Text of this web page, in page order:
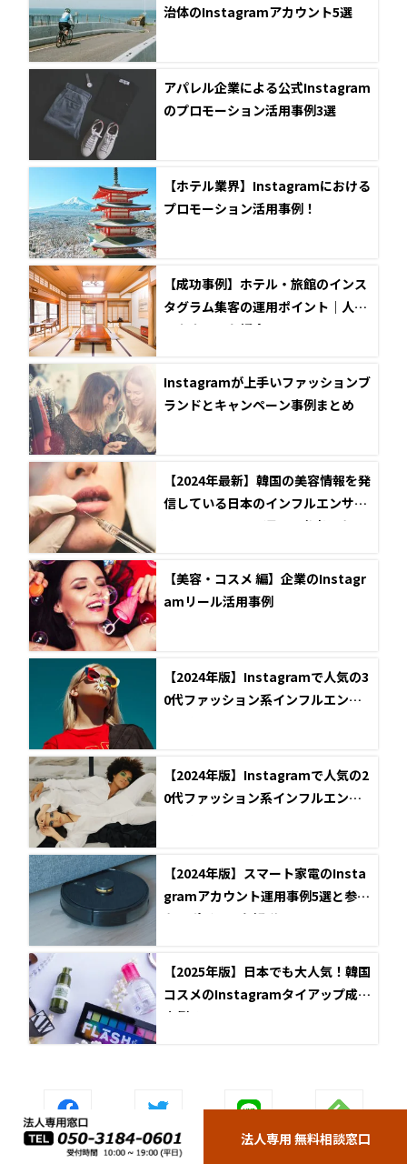
治体のInstagramアカウント5選
アパレル企業による公式Instagram
のプロモーション活用事例3選
【ホテル業界】Instagramにおける
プロモーション活用事例！
【成功事例】ホテル・旅館のインス
タグラム集客の運用ポイント｜人気
アカウントも紹介
Instagramが上手いファッションブ
ランドとキャンペーン事例まとめ
【2024年最新】韓国の美容情報を発
信している日本のインフルエンサー
5選とInstagram運用で参考になる
【美容・コスメ 編】企業のInstagr
amリール活用事例
【2024年版】Instagramで人気の3
0代ファッション系インフルエンサ
【2024年版】Instagramで人気の2
0代ファッション系インフルエンサ
【2024年版】スマート家電のInsta
gramアカウント運用事例5選と参考
なるポイントを解説！
【2025年版】日本でも大人気！韓国
コスメのInstagramタイアップ成功
事例5選
法人専用 無料相談窓口